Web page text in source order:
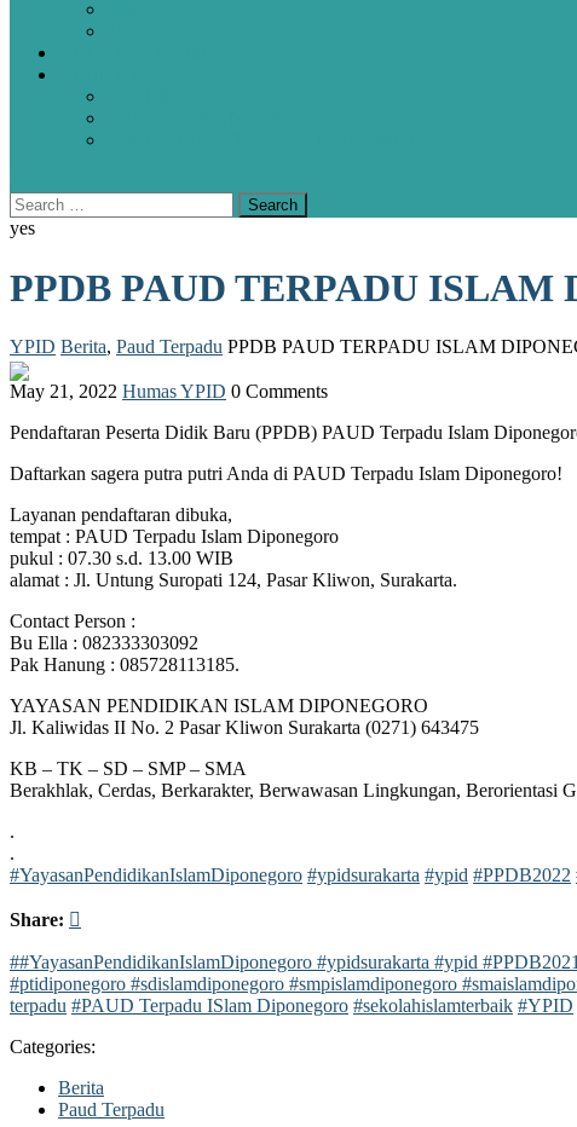
yes
PPDB PAUD TERPADU
YPID Berita, Paud Terpadu PPDB PAUD TERPADU ISLAM
May 21, 2022 Humas YPID 0 Comments
Pendaftaran Peserta Didik Baru (PPDB) PAUD Terpadu Islam
Daftarkan sagera putra putri Anda di PAUD Terpadu Islam Diponegoro!
Layanan pendaftaran dibuka,
tempat : PAUD Terpadu Islam Diponegoro
pukul : 07.30 s.d. 13.00 WIB
alamat : Jl. Untung Suropati 124, Pasar Kliwon, Surakarta.
Contact Person :
Bu Ella : 082333303092
Pak Hanung : 085728113185.
YAYASAN PENDIDIKAN ISLAM DIPONEGORO
Jl. Kaliwidas II No. 2 Pasar Kliwon Surakarta (0271) 643475
KB – TK – SD – SMP – SMA
Berakhlak, Cerdas, Berkarakter, Berwawasan Lingkungan, Berorientasi
.
.
#YayasanPendidikanIslamDiponegoro #ypidsurakarta #ypid #PPDB2022
Share:
##YayasanPendidikanIslamDiponegoro #ypidsurakarta #ypid
#ptidiponegoro #sdislamdiponegoro #smpislamdiponegoro
terpadu #PAUD Terpadu ISlam Diponegoro #sekolahislamterbaik #YPID
Categories:
Berita
Paud Terpadu